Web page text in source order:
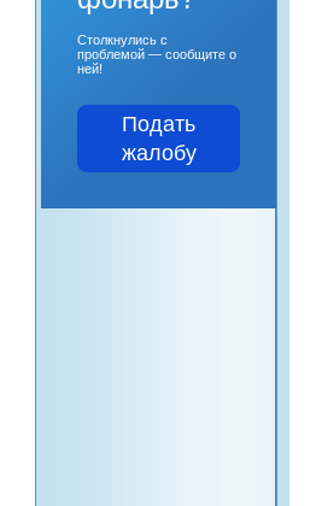
Столкнулись с
проблемой — сообщите о
ней!
Подать
жалобу